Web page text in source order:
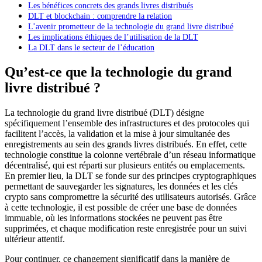
Les bénéfices concrets des grands livres distribués
DLT et blockchain : comprendre la relation
L’avenir prometteur de la technologie du grand livre distribué
Les implications éthiques de l’utilisation de la DLT
La DLT dans le secteur de l’éducation
Qu’est-ce que la technologie du grand
livre distribué ?
La technologie du grand livre distribué (DLT) désigne
spécifiquement l’ensemble des infrastructures et des protocoles qui
facilitent l’accès, la validation et la mise à jour simultanée des
enregistrements au sein des grands livres distribués. En effet, cette
technologie constitue la colonne vertébrale d’un réseau informatique
décentralisé, qui est réparti sur plusieurs entités ou emplacements.
En premier lieu, la DLT se fonde sur des principes cryptographiques
permettant de sauvegarder les signatures, les données et les clés
crypto sans compromettre la sécurité des utilisateurs autorisés. Grâce
à cette technologie, il est possible de créer une base de données
immuable, où les informations stockées ne peuvent pas être
supprimées, et chaque modification reste enregistrée pour un suivi
ultérieur attentif.
Pour continuer, ce changement significatif dans la manière de